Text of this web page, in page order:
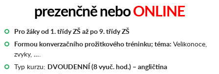
prezenčně neboONLINE
Pro žáky od 1. třídy ZŠ až po 9. třídy ZŠ
Formou konverzačního prožitkového tréninku; téma: Velikonoce,
zvyky, ….
Typ kurzu: DVOUDENNÍ (8 vyuč. hod.) – angličtina